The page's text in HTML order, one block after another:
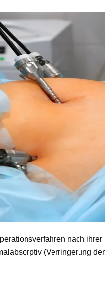
nach
(Verringerung